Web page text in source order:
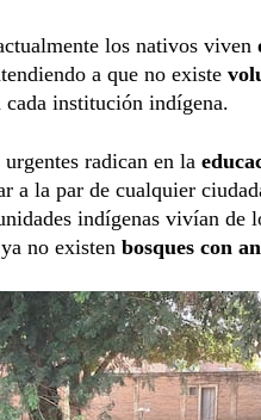
los nativos viven
a que no existe
cada institución indígena.
radican en la
a la par de cualquier
indígenas vivían de
no existen bosques con